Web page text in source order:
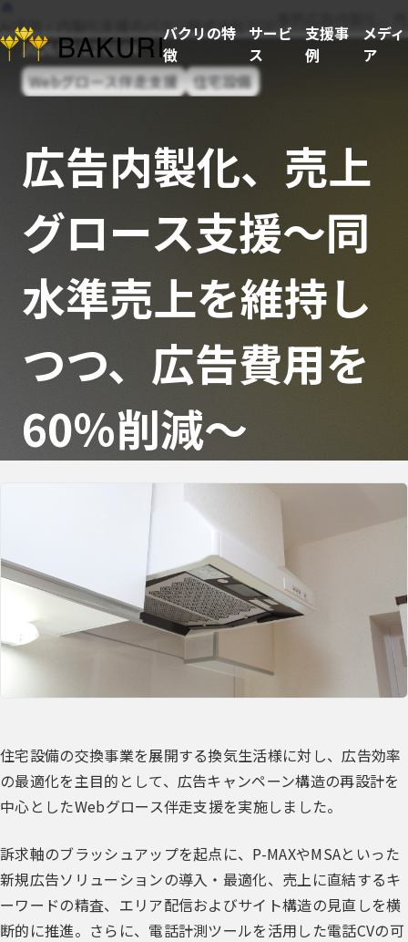
バクリの特
徴
サービ
ス
支援事
例
メディ
ア
AI活用・内製化支援のバクリ株式会社TOP
2026/03/12 01:04
Webグロース伴走支援
住宅設備
広告内製化、売上
グロース支援～同
水準売上を維持し
つつ、広告費用を
60％削減～
住宅設備の交換事業を展開する換気生活様に対し、広告効率
の最適化を主目的として、広告キャンペーン構造の再設計を
中心としたWebグロース伴走支援を実施しました。
訴求軸のブラッシュアップを起点に、P-MAXやMSAといった
新規広告ソリューションの導入・最適化、売上に直結するキ
ーワードの精査、エリア配信およびサイト構造の見直しを横
断的に推進。さらに、電話計測ツールを活用した電話CVの可